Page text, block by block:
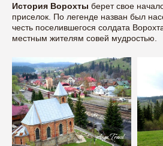
История Ворохты берет свое
приселок. По легенде назван был
честь поселившегося солдата
местным жителям совей мудростью.